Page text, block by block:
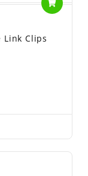
Link Clips